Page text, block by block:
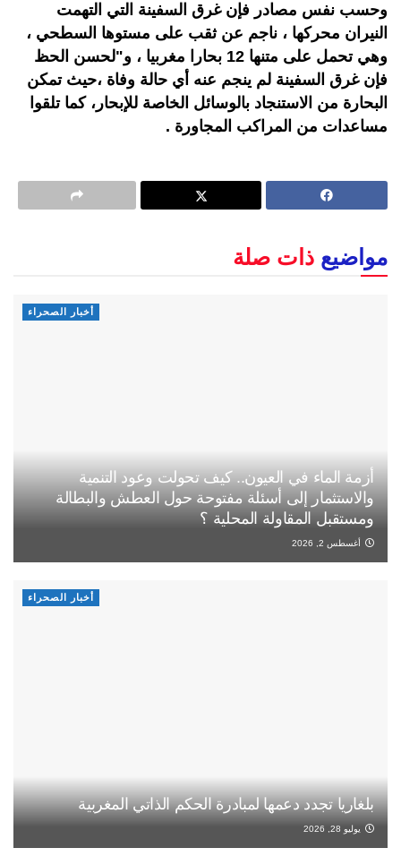
وحسب نفس مصادر فإن غرق السفينة التي التهمت
النيران محركها ، ناجم عن ثقب على مستوها السطحي ،
وهي تحمل على متنها 12 بحارا مغربيا ، و"لحسن الحظ
فإن غرق السفينة لم ينجم عنه أي حالة وفاة ،حيث تمكن
البحارة من الاستنجاد بالوسائل الخاصة للإبحار، كما تلقوا
مساعدات من المراكب المجاورة .
مواضيع ذات صلة
أخبار الصحراء
أزمة الماء في العيون.. كيف تحولت وعود التنمية
والاستثمار إلى أسئلة مفتوحة حول العطش والبطالة
ومستقبل المقاولة المحلية ؟
أغسطس 2, 2026
أخبار الصحراء
بلغاريا تجدد دعمها لمبادرة الحكم الذاتي المغربية
يوليو 28, 2026